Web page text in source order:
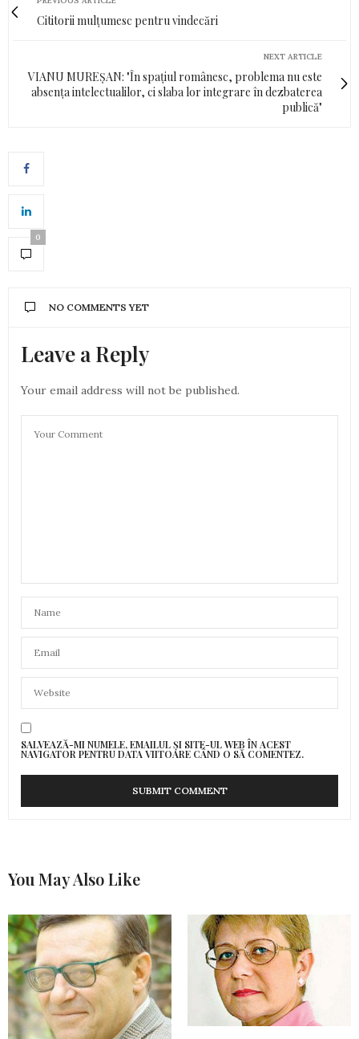
Cititorii mulțumesc pentru vindecări
NEXT ARTICLE
VIANU MUREȘAN: "În spațiul românesc, problema nu este
absența intelectualilor, ci slaba lor integrare în dezbaterea
publică"
0
NO COMMENTS YET
Leave a Reply
Your email address will not be published.
SALVEAZĂ-MI NUMELE, EMAILUL ȘI SITE-UL WEB ÎN ACEST
NAVIGATOR PENTRU DATA VIITOARE CÂND O SĂ COMENTEZ.
You May Also Like